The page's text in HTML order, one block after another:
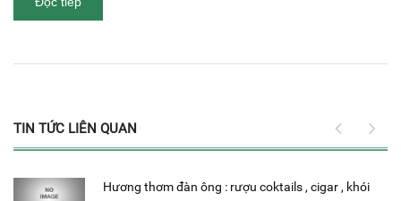
TIN TỨC LIÊN QUAN
Hương thơm đàn ông : rượu coktails , cigar , khói